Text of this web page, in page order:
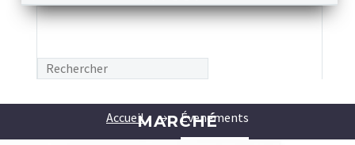
MARCHÉ
Accueil Évenements